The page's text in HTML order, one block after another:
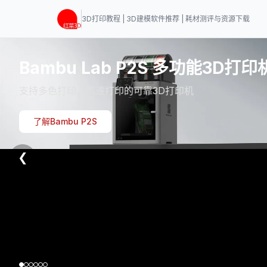
3D打印教程 | 3D建模软件推荐 | 耗材测评与资源下载
Bambu Lab P2S 多功能3D打印
支持多色打印、高速打印的可靠3D打印机
了解Bambu P2S
❮